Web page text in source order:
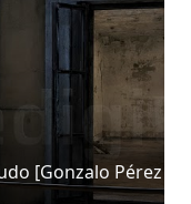
[Gonzalo Pérez